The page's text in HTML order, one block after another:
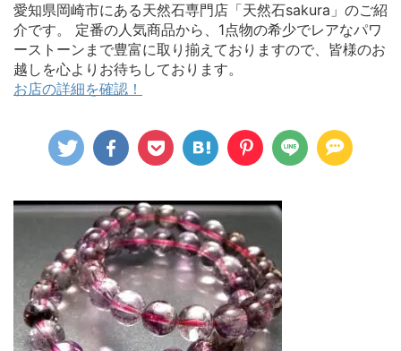
愛知県岡崎市にある天然石専門店「天然石sakura」のご紹
介です。 定番の人気商品から、1点物の希少でレアなパワ
ーストーンまで豊富に取り揃えておりますので、皆様のお
越しを心よりお待ちしております。
お店の詳細を確認！